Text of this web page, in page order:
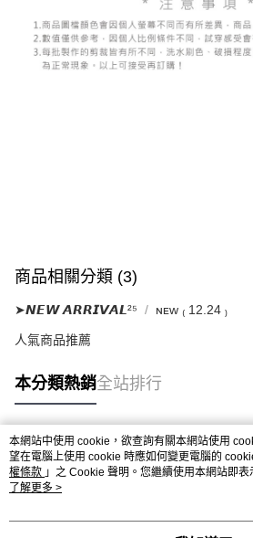
商品相關分類 (3)
➤𝙉𝙀𝙒 𝘼𝙍𝙍𝙄𝙑𝘼𝙇²⁵ ɴᴇᴡ ₍ 12.24 ₎
人氣商品推薦
本分類熱銷全站排行
熱門標籤
本網站中使用 cookie，欲查詢有關本網站使用
望在電腦上使用 cookie 時應如何變更電腦的
權條款 」之 Cookie 聲明。您繼續使用本網站即
用條款之 Cookie 聲明使用 cookie。
了解更多 >